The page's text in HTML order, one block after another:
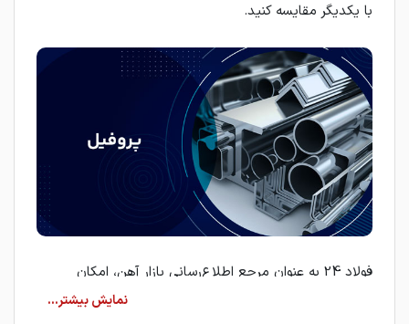
با یکدیگر مقایسه کنید.
فولاد 24 به عنوان مرجع اطلاع‌رسانی بازار آهن، امکان
مشاهده قیمت لحظه‌ای پروفیل از کارخانه‌ها و تأمین‌کنندگان